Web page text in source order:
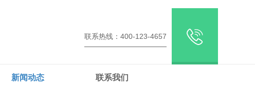
联系热线：400-123-4657
新闻动态 联系我们